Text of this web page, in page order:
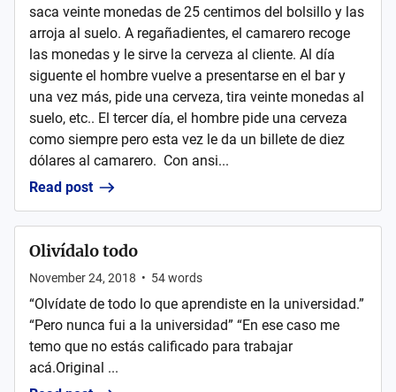
saca veinte monedas de 25 centimos del bolsillo y las
arroja al suelo. A regañadientes, el camarero recoge
las monedas y le sirve la cerveza al cliente. Al día
siguente el hombre vuelve a presentarse en el bar y
una vez más, pide una cerveza, tira veinte monedas al
suelo, etc.. El tercer día, el hombre pide una cerveza
como siempre pero esta vez le da un billete de diez
dólares al camarero. Con ansi...
Read post
Olivídalo todo
November 24, 2018 • 54words
“Olvídate de todo lo que aprendiste en la universidad.”
“Pero nunca fui a la universidad” “En ese caso me
temo que no estás calificado para trabajar
acá. Original ...